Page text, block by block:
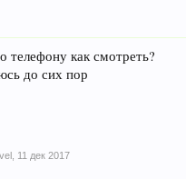
телефону как смотреть?
до сих пор
11 дек 2017